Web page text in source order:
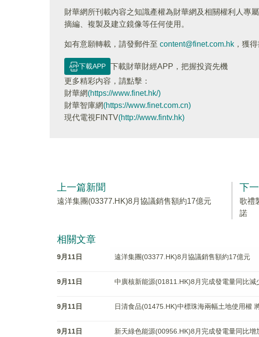
財華網所刊載內容之知識產權為財華網及相關權利人專
摘編、複製及建立鏡像等任何使用。
如有意願轉載，請發郵件至 content@finet.com.hk ，獲
下載APP
下載財華財經APP，把握投資先機
更多精彩内容，請點擊：
財華網(https://www.finet.hk/)
財華智庫網(https://www.finet.com.cn)
現代電視FINTV(http://www.fintv.hk)
上一篇新聞
遠洋集團(03377.HK)8月協議銷售額約17億元
下
歌禮
諾
相關文章
9月11日 遠洋集團(03377.HK)8月協議銷售額約17億元
9月11日 中廣核新能源(01811.HK)8月完成發電量同比減
9月11日 日清食品(01475.HK)中標珠海兩幅土地使用權
9月11日 新天綠色能源(00956.HK)8月完成發電量同比增